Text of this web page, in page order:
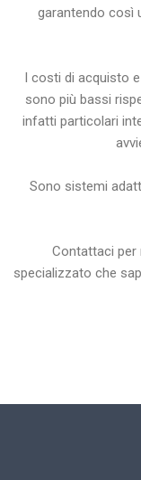
garantendo così
I costi di acquisto
sono più bassi
infatti particolari
Sono sistemi
Contattaci per
specializzato che